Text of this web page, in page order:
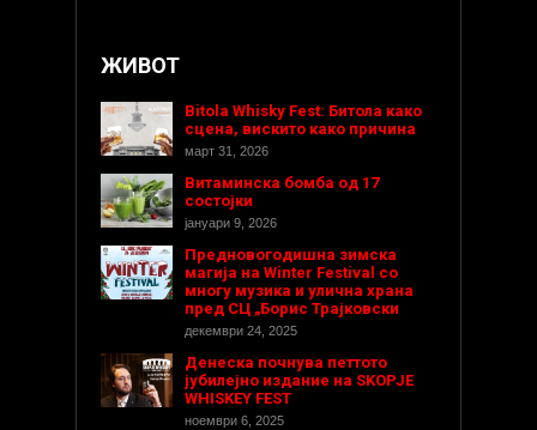
ЖИВОТ
Bitola Whisky Fest: Битола како
сцена, вискито како причина
март 31, 2026
Витаминска бомба од 17
состојки
јануари 9, 2026
Предновогодишнa зимска
магија на Winter Festival со
многу музика и улична храна
пред СЦ „Борис Трајковски
декември 24, 2025
Денеска почнува петтото
јубилејно издание на SKOPJE
WHISKEY FEST
ноември 6, 2025